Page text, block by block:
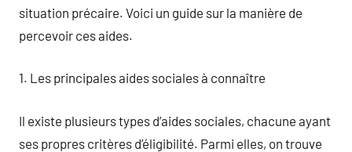
situation précaire. Voici un guide sur la manière de
percevoir ces aides.
1. Les principales aides sociales à connaître
Il existe plusieurs types d’aides sociales, chacune ayant
ses propres critères d’éligibilité. Parmi elles, on trouve